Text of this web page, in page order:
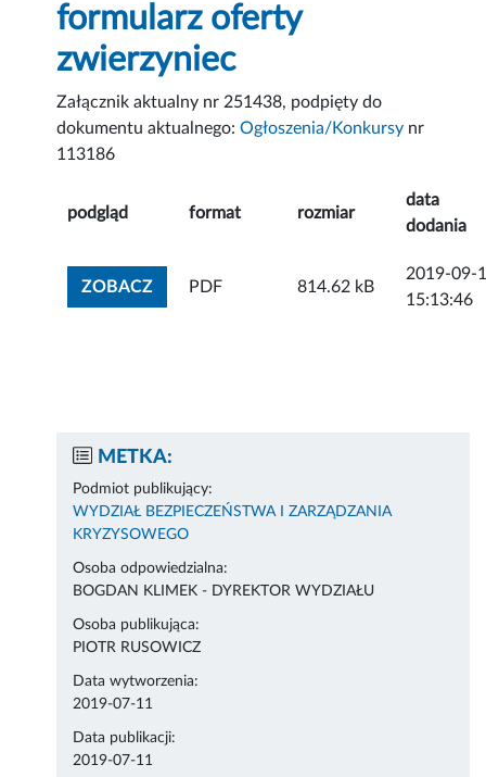
formularz oferty
zwierzyniec
Załącznik aktualny nr 251438, podpięty do
dokumentu aktualnego:Ogłoszenia/Konkursy nr
113186
podgląd format rozmiar
data
dodania
ZOBACZZOBACZ ZAŁĄCZNIK
PDF 814.62 kB
2019-09-
15:13:46
METKA:
Podmiot publikujący:
WYDZIAŁ BEZPIECZEŃSTWA I ZARZĄDZANIA
KRYZYSOWEGO
Osoba odpowiedzialna:
BOGDAN KLIMEK - DYREKTOR WYDZIAŁU
Osoba publikująca:
PIOTR RUSOWICZ
Data wytworzenia:
2019-07-11
Data publikacji:
2019-07-11